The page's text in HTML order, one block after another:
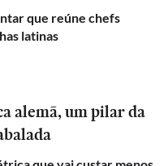
que reúne chefs
latinas
alemã, um pilar da